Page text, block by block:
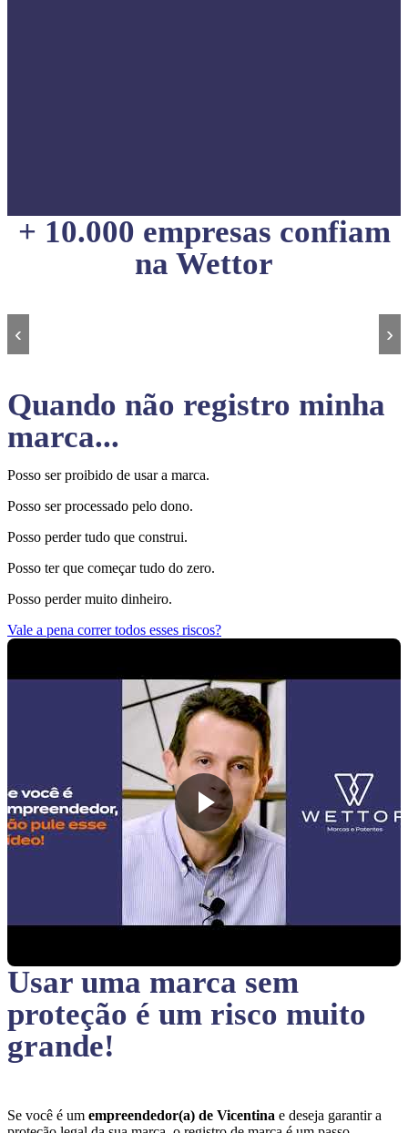
+ 10.000 empresas confiam
na Wettor
‹ ›
Quando não registro minha
marca...
Posso ser proibido de usar a marca.
Posso ser processado pelo dono.
Posso perder tudo que construi.
Posso ter que começar tudo do zero.
Posso perder muito dinheiro.
Vale a pena correr todos esses riscos?
Usar uma marca sem
proteção é um risco muito
grande!
Se você é um empreendedor(a) de Vicentina e deseja garantir a